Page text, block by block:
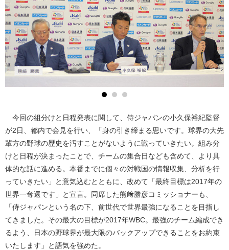
今回の組分けと日程発表に関して、侍ジャパンの小久保裕紀監督
が2日、都内で会見を行い、「身の引き締まる思いです。球界の大先
輩方の野球の歴史を汚すことがないように戦っていきたい。組み分
けと日程が決まったことで、チームの集合日なども含めて、より具
体的な話に進める。本番までに個々の対戦国の情報収集、分析を行
っていきたい」と意気込むとともに、改めて「最終目標は2017年の
世界一奪還です」と宣言。同席した熊﨑勝彦コミッショナーも、
「侍ジャパンという名の下、前世代で世界最強になることを目指し
てきました。その最大の目標が2017年WBC。最強のチーム編成でき
るよう、日本の野球界が最大限のバックアップできることをお約束
いたします」と語気を強めた。